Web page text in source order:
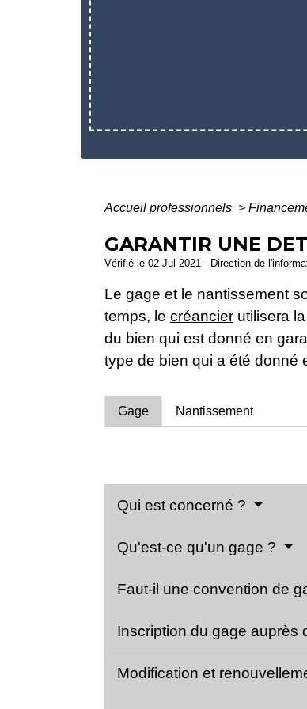
Accueil professionnels >
GARANTIR UNE
Vérifié le 02 Jul 2021 - Direction de
Le gage et le nantissement
temps, le créancier utilisera
du bien qui est donné en
type de bien qui a été donné
Gage Nantissement
Qui est concerné ?
Qu'est-ce qu'un gage ?
Faut-il une convention de
Inscription du gage auprès
Modification et